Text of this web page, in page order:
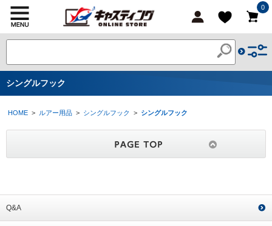
0
シングルフック
HOME > ルアー用品 > シングルフック > シングルフック
Q&A